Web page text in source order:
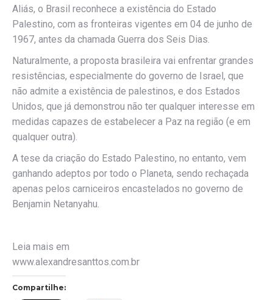
Aliás, o Brasil reconhece a existência do Estado
Palestino, com as fronteiras vigentes em 04 de junho de
1967, antes da chamada Guerra dos Seis Dias.
Naturalmente, a proposta brasileira vai enfrentar grandes
resistências, especialmente do governo de Israel, que
não admite a existência de palestinos, e dos Estados
Unidos, que já demonstrou não ter qualquer interesse em
medidas capazes de estabelecer a Paz na região (e em
qualquer outra).
A tese da criação do Estado Palestino, no entanto, vem
ganhando adeptos por todo o Planeta, sendo rechaçada
apenas pelos carniceiros encastelados no governo de
Benjamin Netanyahu.
Leia mais em
www.alexandresanttos.com.br
Compartilhe: